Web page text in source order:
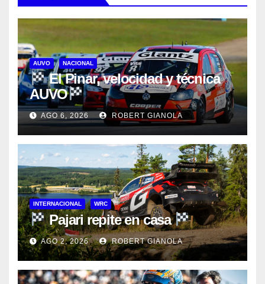
AUVO NACIONAL
El Pinar, velocidad y técnica
AUVO
AGO 6, 2026 ROBERT GIANOLA
INTERNACIONAL WRC
Pajari repite en casa
AGO 2, 2026 ROBERT GIANOLA